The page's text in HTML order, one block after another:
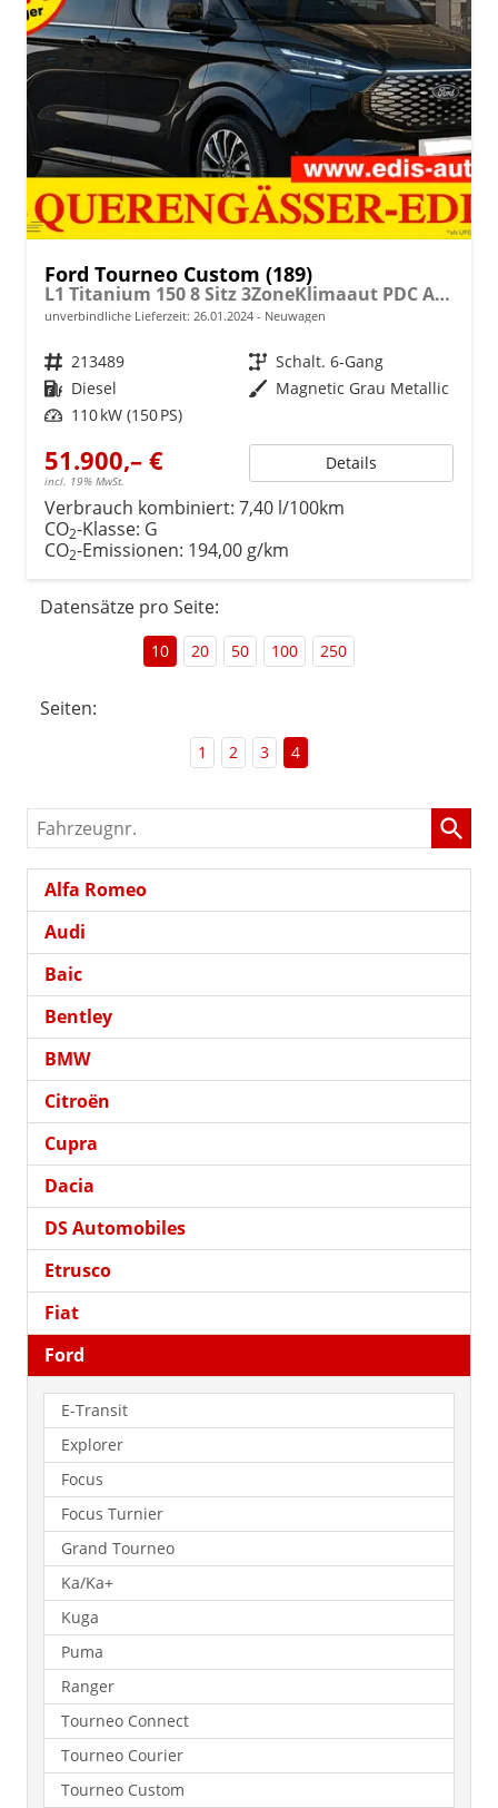
Ford Tourneo Custom (189)
L1 Titanium 150 8 Sitz 3ZoneKlimaaut PDC AdaptTemp Totw SHZ LMF Kamera NAVI AHK
unverbindliche Lieferzeit: 26.01.2024 Neuwagen
Fahrzeugnr. 213489 Getriebe Schalt. 6-Gang
Kraftstoff Diesel Außenfarbe Magnetic Grau Metallic
Leistung 110 kW (150 PS)
51.900,– €
incl. 19% MwSt.
Details
Verbrauch kombiniert: 7,40 l/100km
CO2-Klasse: G
CO2-Emissionen: 194,00 g/km
Datensätze pro Seite:
10 20 50 100 250
Seiten:
1 2 3 4
Fahrzeugnr.
Alfa Romeo
Audi
Baic
Bentley
BMW
Citroën
Cupra
Dacia
DS Automobiles
Etrusco
Fiat
Ford
E-Transit
Explorer
Focus
Focus Turnier
Grand Tourneo
Ka/Ka+
Kuga
Puma
Ranger
Tourneo Connect
Tourneo Courier
Tourneo Custom